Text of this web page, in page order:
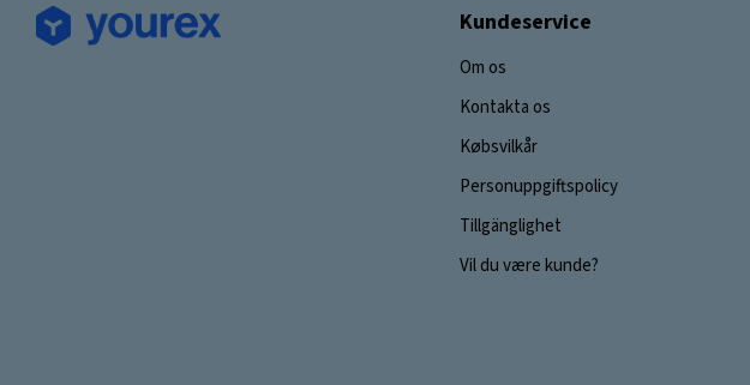
Kundeservice
Om os
Kontakta os
Købsvilkår
Personuppgiftspolicy
Tillgänglighet
Vil du være kunde?